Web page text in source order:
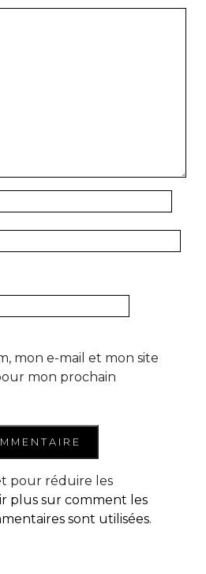
mon e-mail et mon site
mon prochain
pour réduire les
plus sur comment les
sont utilisées.